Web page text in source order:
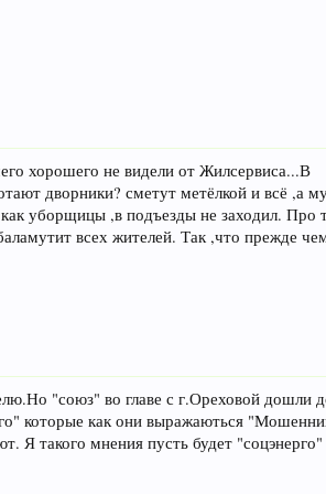
хорошего не видели от Жилсервиса...В
дворники? сметут метёлкой и всё ,а
уборщицы ,в подъезды не заходил. Про
всех жителей. Так ,что прежде
"союз" во главе с г.Ореховой дошли
которые как они выражаються
Я такого мнения пусть будет "соцэнерго"